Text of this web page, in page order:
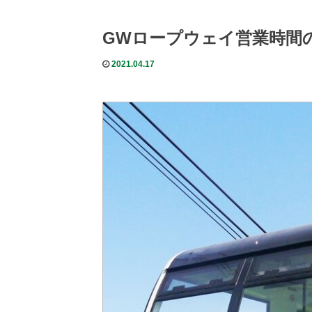
GWロープウェイ営業時間
2021.04.17